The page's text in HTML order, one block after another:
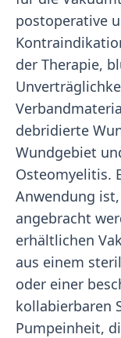
postoperative
der Therapie,
debridierte
Wundgebiet
Osteomyelitis.
Anwendung
angebracht
erhältlichen
aus einem
oder einer
kollabierbaren
Pumpeinheit,